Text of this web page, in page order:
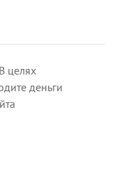
целях
деньги